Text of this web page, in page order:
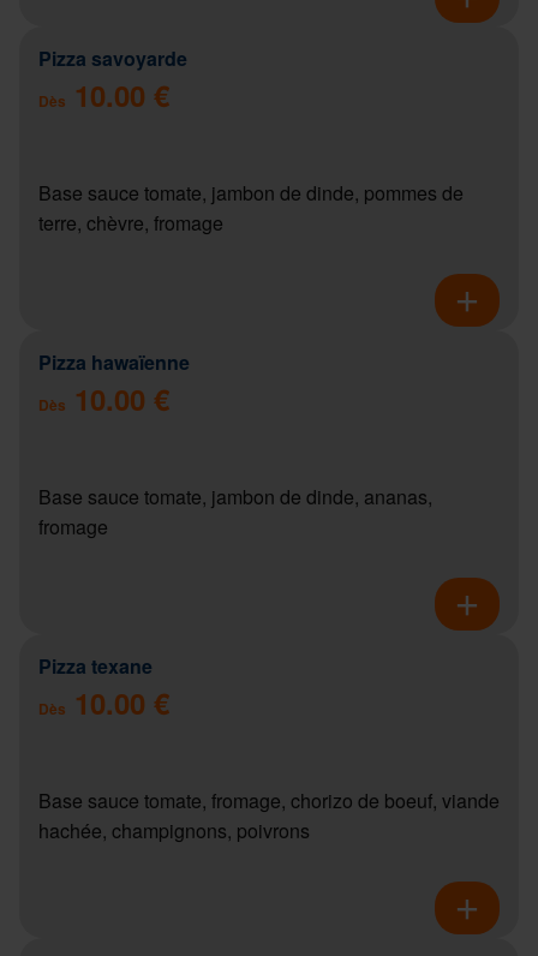
Pizza savoyarde
Dès 10.00 €
Base sauce tomate, jambon de dinde, pommes de
terre, chèvre, fromage
Pizza hawaïenne
Dès 10.00 €
Base sauce tomate, jambon de dinde, ananas,
fromage
Pizza texane
Dès 10.00 €
Base sauce tomate, fromage, chorizo de boeuf, viande
hachée, champignons, poivrons